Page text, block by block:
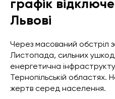
графік
Львові
Через масований обстріл
Листопада, сильних
енергетична
Тернопільській областях.
жертв серед населення.